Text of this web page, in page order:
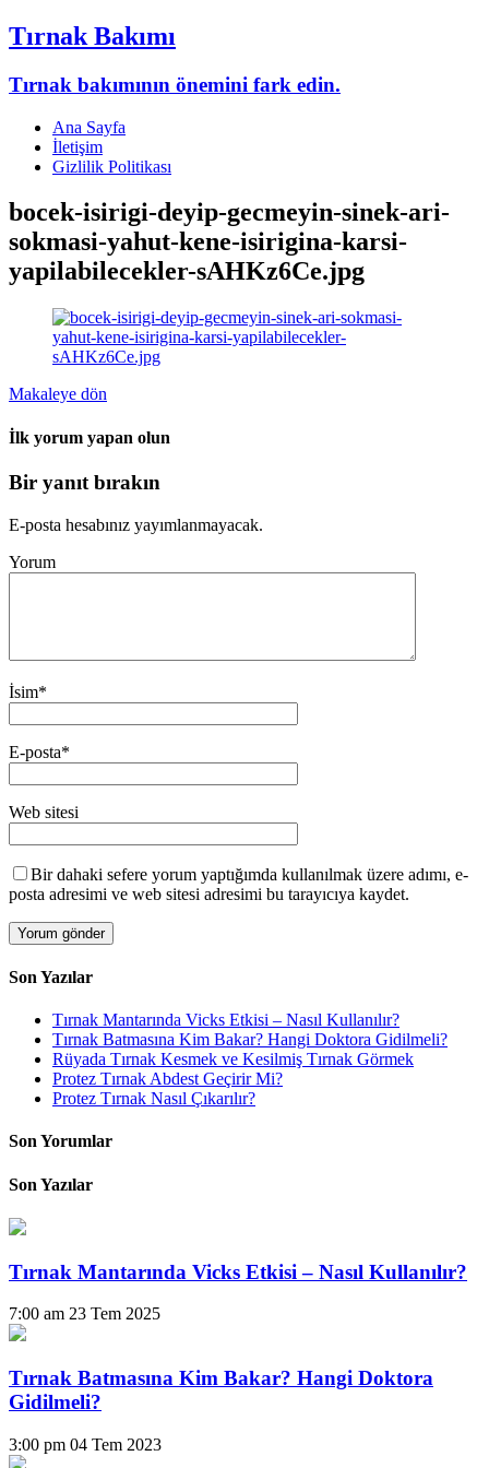
Tırnak Bakımı
Tırnak bakımının önemini fark edin.
Ana Sayfa
İletişim
Gizlilik Politikası
bocek-isirigi-deyip-gecmeyin-sinek-ari-
sokmasi-yahut-kene-isirigina-karsi-
yapilabilecekler-sAHKz6Ce.jpg
Makaleye dön
İlk yorum yapan olun
Bir yanıt bırakın
E-posta hesabınız yayımlanmayacak.
Yorum
İsim*
E-posta*
Web sitesi
Bir dahaki sefere yorum yaptığımda kullanılmak üzere adımı, e-
posta adresimi ve web sitesi adresimi bu tarayıcıya kaydet.
Son Yazılar
Tırnak Mantarında Vicks Etkisi – Nasıl Kullanılır?
Tırnak Batmasına Kim Bakar? Hangi Doktora Gidilmeli?
Rüyada Tırnak Kesmek ve Kesilmiş Tırnak Görmek
Protez Tırnak Abdest Geçirir Mi?
Protez Tırnak Nasıl Çıkarılır?
Son Yorumlar
Son Yazılar
Tırnak Mantarında Vicks Etkisi – Nasıl Kullanılır?
7:00 am 23 Tem 2025
Tırnak Batmasına Kim Bakar? Hangi Doktora
Gidilmeli?
3:00 pm 04 Tem 2023